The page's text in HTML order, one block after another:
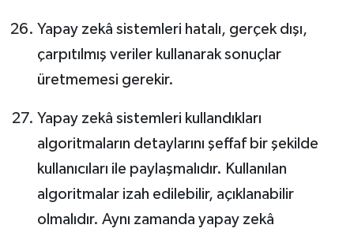
Yapay zekâ sistemleri hatalı, gerçek dışı,
çarpıtılmış veriler kullanarak sonuçlar
üretmemesi gerekir.
Yapay zekâ sistemleri kullandıkları
algoritmaların detaylarını şeffaf bir şekilde
kullanıcıları ile paylaşmalıdır. Kullanılan
algoritmalar izah edilebilir, açıklanabilir
olmalıdır. Aynı zamanda yapay zekâ